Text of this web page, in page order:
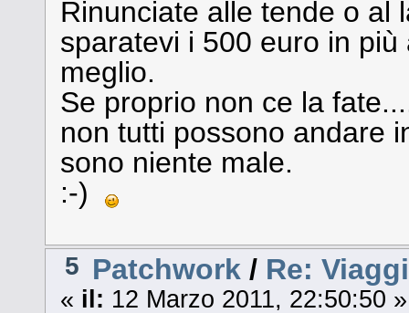
Rinunciate alle tende o al
sparatevi i 500 euro in
meglio.
Se proprio non ce la
non tutti possono andare
sono niente male.
:-)
5 Patchwork / Re:
« il: 12 Marzo 2011, 22:50:50 »